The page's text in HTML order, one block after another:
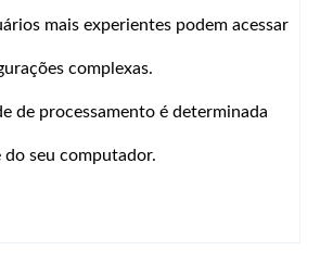
mais experientes podem acessar
complexas.
de processamento é determinada
seu computador.